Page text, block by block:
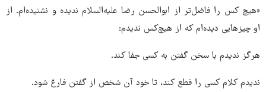
«هیچ کس را فاضل‌تر از ابوالحسن رضا علیه‌السلام ندیده و نشنیده‌ام. از
او چیزهایی دیده‌ام که از هیچ‌کس ندیدم:
هرگز ندیدم با سخن گفتن به کسی جفا کند.
ندیدم کلام کسی را قطع کند، تا خود آن شخص از گفتن فارغ شود.